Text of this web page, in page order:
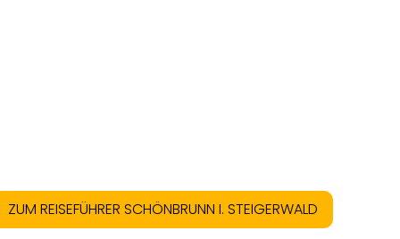
ZUM REISEFÜHRER SCHÖNBRUNN I. STEIGERWALD